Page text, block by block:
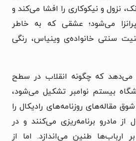
نزول و نیکوکاری را افشا می‌کند و
می‌شود؛ عشقی که به‌ خاطر
سنتی خانواده‌ی وینیاس، رنگی
می‌دهد که چگونه انقلاب در سطح
بیستم نوامبر تشکیل می‌شود،
مقاله‌های روزنامه‌های رادیکال را
از مادرو برنامه‌ریزی می‌کنند و در
ارباب‌ها طنین می‌اندازد. اما از